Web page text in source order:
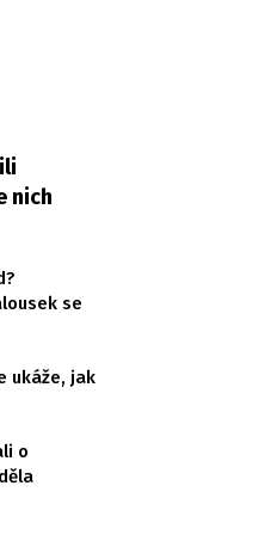
nich
se
ukáže, jak
o